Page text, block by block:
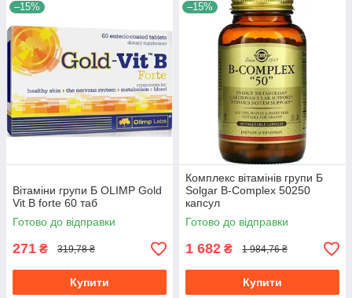
–15%
Вітаміни групи Б OLIMP Gold
Vit B forte 60 таб
Готово до відправки
271 ₴ 319,78 ₴
Купити
–15%
Комплекс вітамінів групи Б
Solgar B-Complex 50250
капсул
Готово до відправки
1 682 ₴ 1 984,76 ₴
Купити